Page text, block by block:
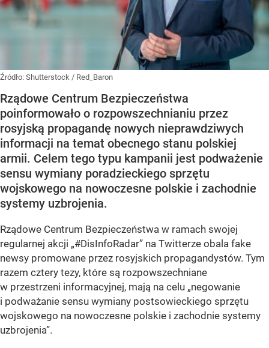
Źródło: Shutterstock / Red_Baron
Rządowe Centrum Bezpieczeństwa
poinformowało o rozpowszechnianiu przez
rosyjską propagandę nowych nieprawdziwych
informacji na temat obecnego stanu polskiej
armii. Celem tego typu kampanii jest podważenie
sensu wymiany poradzieckiego sprzętu
wojskowego na nowoczesne polskie i zachodnie
systemy uzbrojenia.
Rządowe Centrum Bezpieczeństwa w ramach swojej
regularnej akcji „#DisInfoRadar” na Twitterze obala fake
newsy promowane przez rosyjskich propagandystów. Tym
razem cztery tezy, które są rozpowszechniane
w przestrzeni informacyjnej, mają na celu „negowanie
i podważanie sensu wymiany postsowieckiego sprzętu
wojskowego na nowoczesne polskie i zachodnie systemy
uzbrojenia”.